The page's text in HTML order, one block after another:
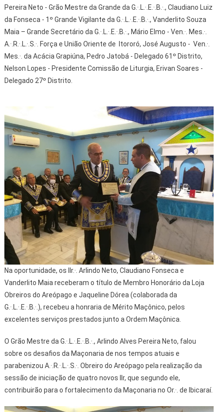
Pereira Neto - Grão Mestre da Grande da G.·.L.·.E.·.B.·., Claudiano Luiz
da Fonseca - 1º Grande Vigilante da G.·.L.·.E.·.B.·., Vanderlito Souza
Maia – Grande Secretário da G.·.L.·.E.·.B.·., Mário Elmo - Ven.·. Mes.·.
A.·.R.·.L.·.S.·. Força e União Oriente de Itororó, José Augusto - Ven.·.
Mes.·. da Acácia Grapiúna, Pedro Jatobá - Delegado 61º Distrito,
Nelson Lopes - Presidente Comissão de Liturgia, Erivan Soares -
Delegado 27º Distrito.
Na oportunidade, os IIr.·. Arlindo Neto, Claudiano Fonseca e
Vanderlito Maia receberam o título de Membro Honorário da Loja
Obreiros do Areópago e Jaqueline Dórea (colaborada da
G.·.L.·.E.·.B.·.), recebeu a honraria de Mérito Maçônico, pelos
excelentes serviços prestados junto a Ordem Maçônica.
O Grão Mestre da G.·.L.·.E.·.B.·., Arlindo Alves Pereira Neto, falou
sobre os desafios da Maçonaria de nos tempos atuais e
parabenizou A.·.R.·.L.·.S.·. Obreiro do Areópago pela realização da
sessão de iniciação de quatro novos IIr, que segundo ele,
contribuirão para o fortalecimento da Maçonaria no Or.·. de Ibicaraí.